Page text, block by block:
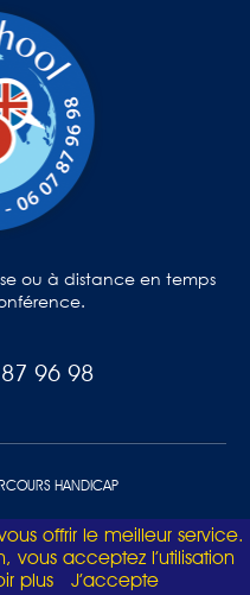
ou à distance en temps
96 98
HANDICAP
confidentialité
offrir le meilleur service.
vous acceptez l’utilisation
plus J’accepte